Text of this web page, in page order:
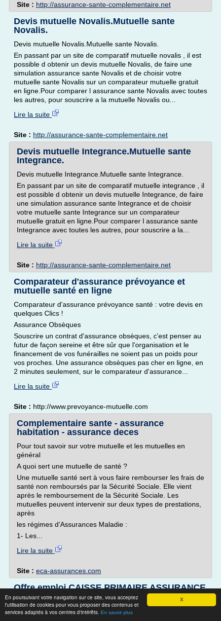
X
En poursuivant votre navigation sur ce site, vous acceptez
l'utilisation de cookies pour vous proposer des contenus et
services adaptés à vos centres d'intérêts. En savoir plus
Site : http://assurance-sante-complementaire.net
Devis mutuelle Novalis.Mutuelle sante
Novalis.
Devis mutuelle Novalis.Mutuelle sante Novalis.
En passant par un site de comparatif mutuelle novalis , il est
possible d obtenir un devis mutuelle Novalis, de faire une
simulation assurance sante Novalis et de choisir votre
mutuelle sante Novalis sur un comparateur mutuelle gratuit
en ligne.Pour comparer l assurance sante Novalis avec toutes
les autres, pour souscrire a la mutuelle Novalis ou...
Lire la suite
Site : http://assurance-sante-complementaire.net
Devis mutuelle Integrance.Mutuelle sante
Integrance.
Devis mutuelle Integrance.Mutuelle sante Integrance.
En passant par un site de comparatif mutuelle integrance , il
est possible d obtenir un devis mutuelle Integrance, de faire
une simulation assurance sante Integrance et de choisir
votre mutuelle sante Integrance sur un comparateur
mutuelle gratuit en ligne.Pour comparer l assurance sante
Integrance avec toutes les autres, pour souscrire a la...
Lire la suite
Site : http://assurance-sante-complementaire.net
Comparateur d'assurance prévoyance et
mutuelle santé en ligne
Comparateur d'assurance prévoyance santé : votre devis en
quelques Clics !
Assurance Obsèques
Souscrire un contrat d'assurance obsèques, c'est penser au
futur de façon sereine et être sûr que l'organisation et le
financement de vos funérailles ne soient pas un poids pour
vos proches. Une assurance obsèques pas cher en ligne, en
2 minutes seulement, sur le comparateur d'assurance...
Lire la suite
Site : http://www.prevoyance-mutuelle.com
Complementaire sante - assurance
habitation - assurance deces
Pour tout savoir sur votre mutuelle et les mutuelles en
général
A quoi sert une mutuelle de santé ?
Une mutuelle santé sert à vous faire rembourser les frais de
santé non remboursés par la Sécurité Sociale. Elle vient
après le remboursement de la Sécurité Sociale. Les
mutuelles peuvent intervenir sur deux types de prestations,
après
les régimes d'Assurances Maladie :
1- Les...
Lire la suite
Site : eca-assurances.com
Offre emploi CAISSE PRIMAIRE ASSURANCE
MALADIE
Offre emploi CAISSE PRIMAIRE ASSURANCE MALADIE